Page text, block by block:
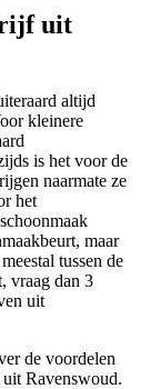
uit
altijd
kleinere
is het voor de
naarmate ze
het
maar
tussen de
vraag dan 3
uit
de voordelen
Ravenswoud.